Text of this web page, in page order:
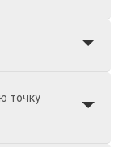
точку